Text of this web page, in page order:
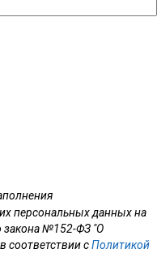
персональных данных на
закона №152-ФЗ "О
соответствии сПолитикой